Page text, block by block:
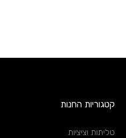
קטגוריות החנות
טליתות וציציות